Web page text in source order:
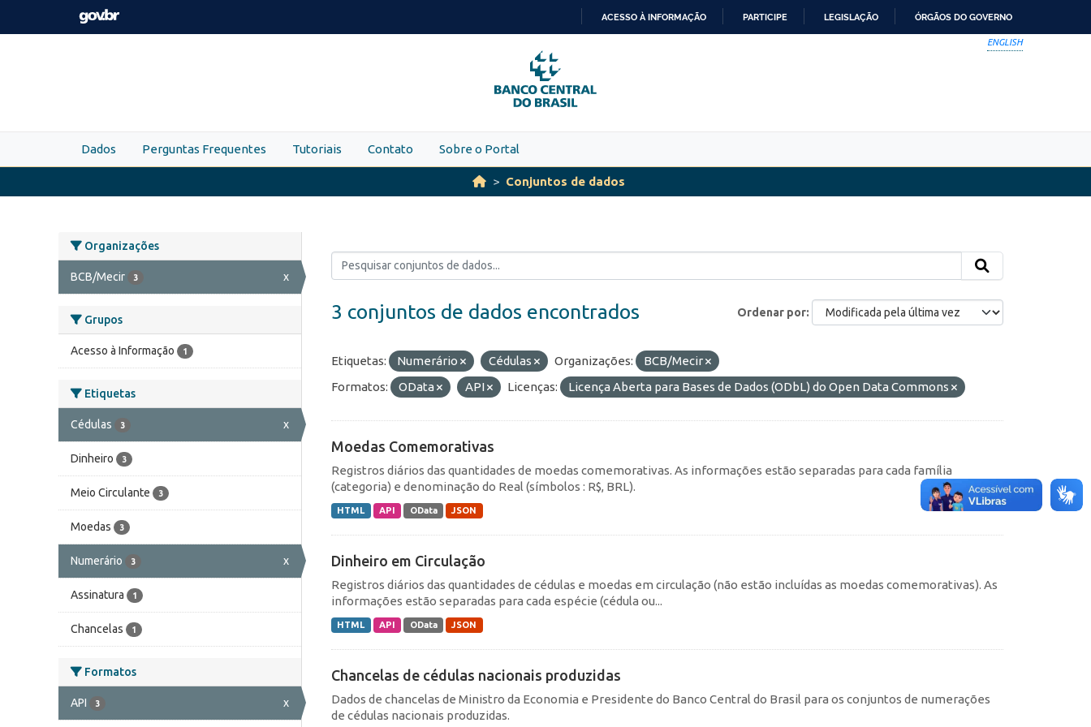
Skip to main content
PARA
O
CONTEÚDO
ACESSO À INFORMAÇÃO PARTICIPE LEGISLAÇÃO ÓRGÃOS DO GOVERNO
ENGLISH
Dados Perguntas Frequentes Tutoriais Contato Sobre o Portal
Conjuntos de dados
Organizações
BCB/Mecir 3 x
Grupos
Acesso à Informação 1
Etiquetas
Cédulas 3 x
Dinheiro 3
Meio Circulante 3
Moedas 3
Numerário 3 x
Assinatura 1
Chancelas 1
Formatos
API 3 x
Ordenar por
3 conjuntos de dados encontrados
Etiquetas: Numerário Cédulas Organizações:
BCB/Mecir
Formatos:
OData API Licenças: Licença Aberta para Bases de Dados (ODbL) do Open Data Commons
Moedas Comemorativas
Registros diários das quantidades de moedas comemorativas. As informações estão separadas para cada família
(categoria) e denominação do Real (símbolos : R$, BRL).
HTML API OData JSON
Dinheiro em Circulação
Registros diários das quantidades de cédulas e moedas em circulação (não estão incluídas as moedas comemorativas). As
informações estão separadas para cada espécie (cédula ou...
HTML API OData JSON
Chancelas de cédulas nacionais produzidas
Dados de chancelas de Ministro da Economia e Presidente do Banco Central do Brasil para os conjuntos de numerações
de cédulas nacionais produzidas.